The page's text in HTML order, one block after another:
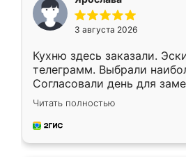
3 августа 2026
Кухню здесь заказали.
телеграмм. Выбрали
Согласовали день для
недели кухня была уже
довольны работой.
мебель за качественную
Читать полностью